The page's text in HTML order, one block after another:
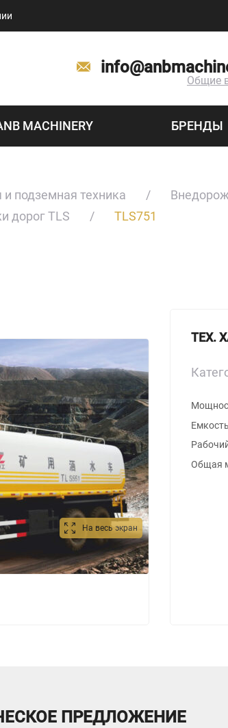
Общие
MACHINERY БРЕНДЫ
и подземная техника
дорог TLS
TLS751
На весь экран
ТЕХ.
Общая
ПРЕДЛОЖЕНИЕ